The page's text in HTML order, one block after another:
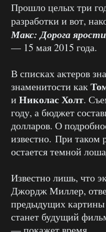
Прошло целых три
разработки и вот,
Макс: Дорога
— 15 мая 2015 года.
В списках актеров
знаменитости как
и Николас Холт.
году, а бюджет
долларов. О
известно. При таком
остается темной
Известно лишь, что
Джордж Миллер,
предыдущих
станет будущий